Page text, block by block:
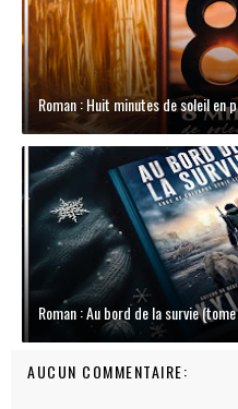
Roman : Huit minutes de soleil en
Roman : Au bord de la survie
AUCUN COMMENTAIRE: